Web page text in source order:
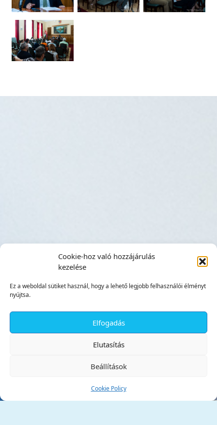
Cookie-hoz való hozzájárulás
kezelése
Ez a weboldal sütiket használ, hogy a lehető legjobb felhasználói élményt
nyújtsa.
Elfogadás
Elutasítás
Beállítások
Cookie Policy
Tata Város Önkormányzata
✕